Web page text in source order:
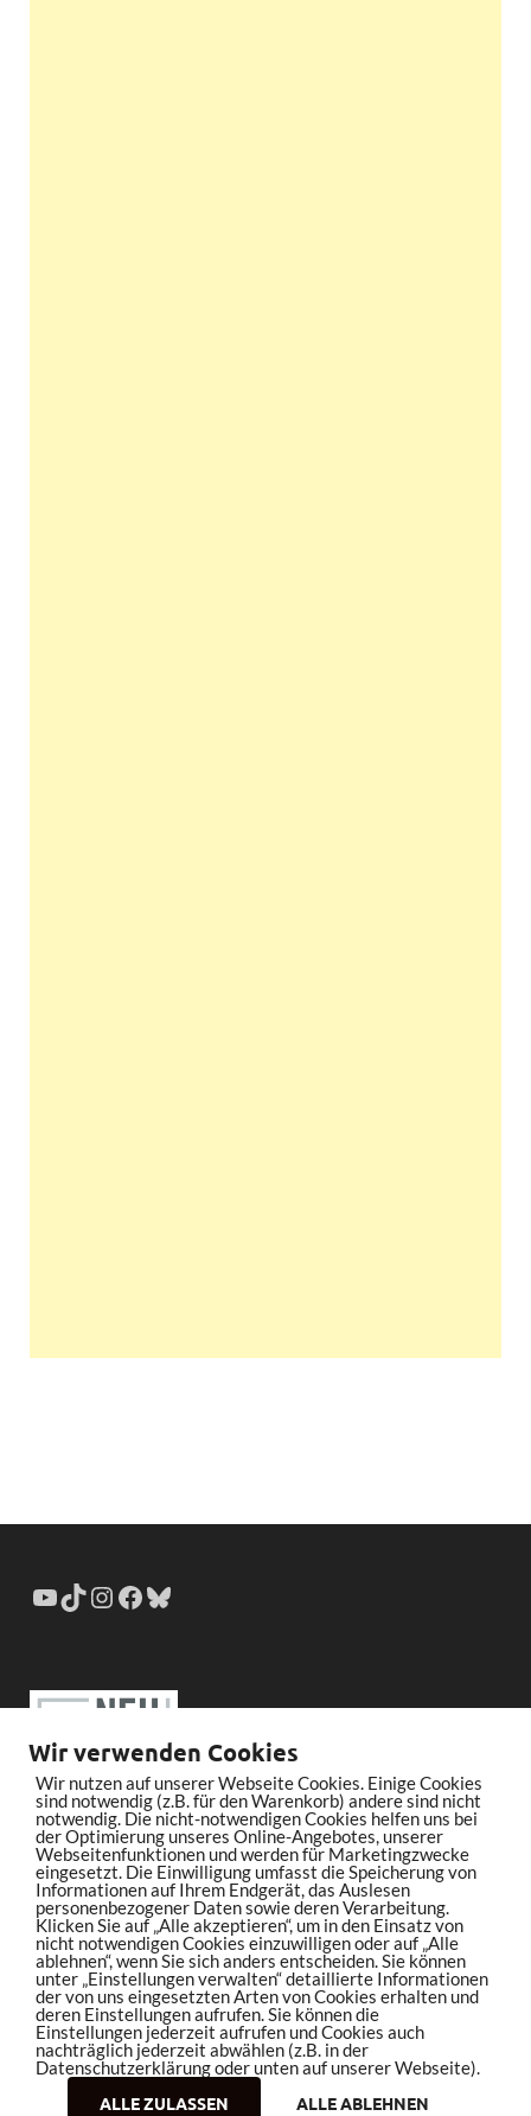
Wir verwenden Cookies
Wir nutzen auf unserer Webseite Cookies. Einige Cookies
sind notwendig (z.B. für den Warenkorb) andere sind nicht
notwendig. Die nicht-notwendigen Cookies helfen uns bei
der Optimierung unseres Online-Angebotes, unserer
Webseitenfunktionen und werden für Marketingzwecke
eingesetzt. Die Einwilligung umfasst die Speicherung von
Informationen auf Ihrem Endgerät, das Auslesen
personenbezogener Daten sowie deren Verarbeitung.
Klicken Sie auf „Alle akzeptieren“, um in den Einsatz von
nicht notwendigen Cookies einzuwilligen oder auf „Alle
ablehnen“, wenn Sie sich anders entscheiden. Sie können
unter „Einstellungen verwalten“ detaillierte Informationen
der von uns eingesetzten Arten von Cookies erhalten und
deren Einstellungen aufrufen. Sie können die
Einstellungen jederzeit aufrufen und Cookies auch
nachträglich jederzeit abwählen (z.B. in der
Datenschutzerklärung oder unten auf unserer Webseite).
ALLE ZULASSEN
ALLE ABLEHNEN